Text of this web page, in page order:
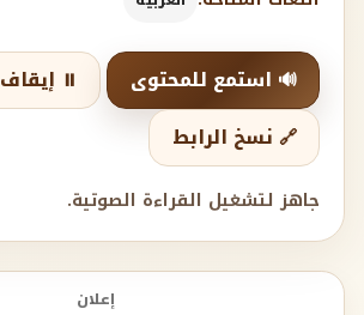
🔊 استمع للمحتوى
⏸️ إيقاف
🔗 نسخ الرابط
جاهز لتشغيل القراءة الصوتية.
إعلان